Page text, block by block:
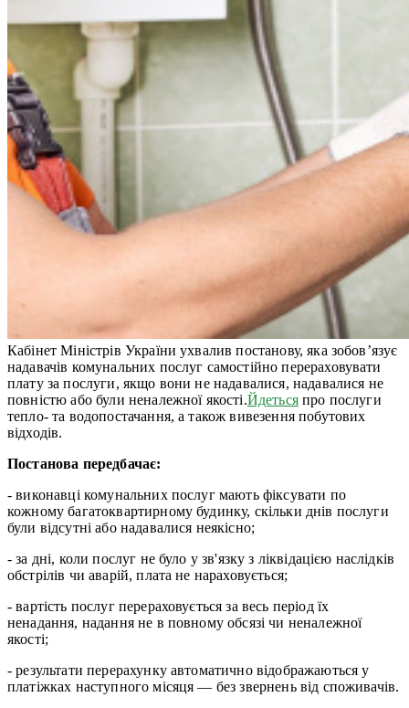
Кабінет Міністрів України ухвалив постанову, яка зобов’язує
надавачів комунальних послуг самостійно перераховувати
плату за послуги, якщо вони не надавалися, надавалися не
повністю або були неналежної якості.Йдетьсяпро послуги
тепло- та водопостачання, а також вивезення побутових
відходів.
Постанова передбачає:
- виконавці комунальних послуг мають фіксувати по
кожному багатоквартирному будинку, скільки днів послуги
були відсутні або надавалися неякісно;
- за дні, коли послуг не було у зв'язку з ліквідацією наслідків
обстрілів чи аварій, плата не нараховується;
- вартість послуг перераховується за весь період їх
ненадання, надання не в повному обсязі чи неналежної
якості;
- результати перерахунку автоматично відображаються у
платіжках наступного місяця — без звернень від споживачів.